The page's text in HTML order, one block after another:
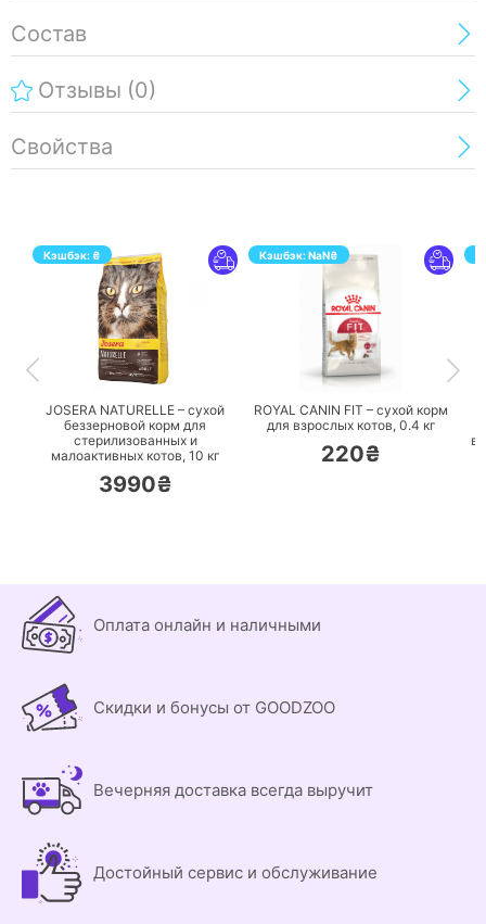
Состав
Отзывы (0)
Свойства
Кэшбэк: ₴
ПЕРЕЙТИ
JOSERA NATURELLE – сухой
беззерновой корм для
стерилизованных и
малоактивных котов, 10 кг
3990₴
Кэшбэк:NaN₴
ПЕРЕЙТИ
ROYAL CANIN FIT – сухой корм
для взрослых котов, 0.4 кг
220₴
Оплата онлайн и наличными
Скидки и бонусы от GOODZOO
Вечерняя доставка всегда выручит
Достойный сервис и обслуживание